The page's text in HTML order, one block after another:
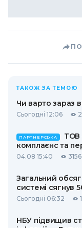
ТАКОЖ ЗА ТЕМОЮ
Чи варто зараз
Сьогодні 12:06
ПАРТНЕРСЬКА
ТОВ
комплаєнс та
04.08 15:40
Загальний обсяг
системі сягнув
Сьогодні 06:32
НБУ підвищив